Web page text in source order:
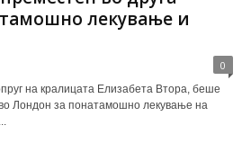
лекување и
0
на кралицата Елизабета Втора, беше
Лондон за понатамошно лекување на